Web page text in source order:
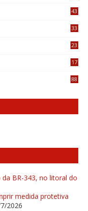
43
33
23
17
88
BR-343, no litoral do
medida protetiva
2026